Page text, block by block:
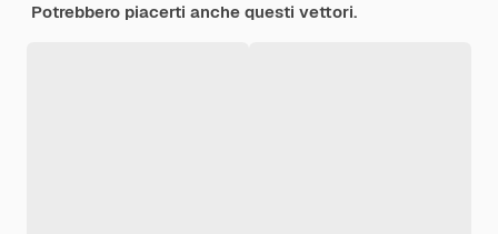
Potrebbero piacerti anche questi vettori.